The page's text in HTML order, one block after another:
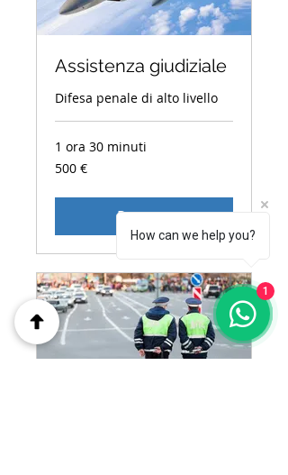
Assistenza giudiziale
Difesa penale di alto livello
1 ora 30 minuti
500
euro
500 €
Prenota
How can we help you?
1